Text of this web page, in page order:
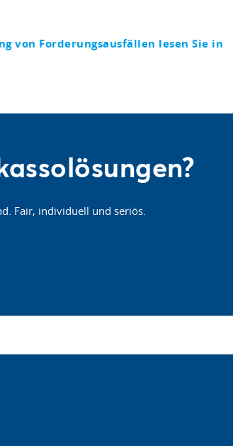
von Forderungsausfällen lesen Sie in
Fair, individuell und seriös.